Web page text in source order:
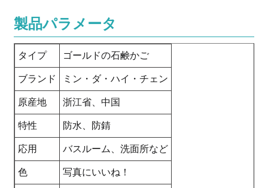
製品パラメータ
タイプ ゴールドの石鹸かご
ブランド ミン・ダ・ハイ・チェン
原産地 浙江省、中国
特性 防水、防錆
応用 バスルーム、洗面所など
色 写真にいいね！